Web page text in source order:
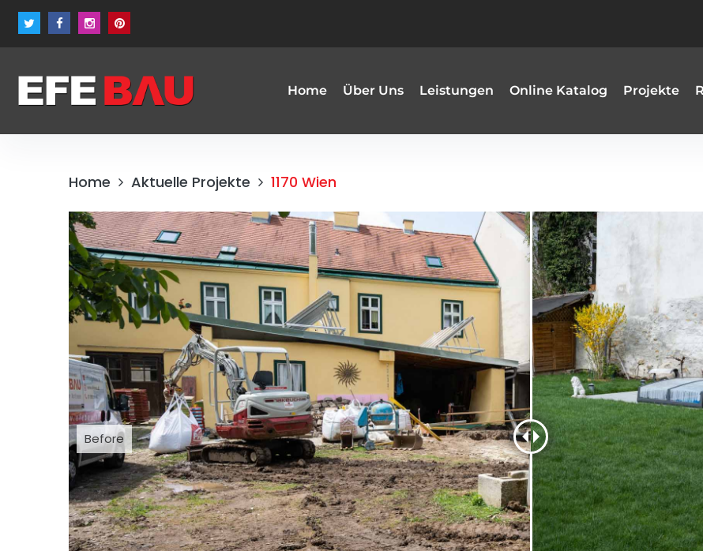
Home Über Uns Leistungen Online Katalog Projekte
Home Aktuelle Projekte 1170 Wien
Before